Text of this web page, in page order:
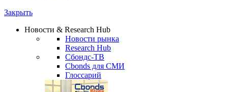
Закрыть
Новости & Research Hub
Новости рынка
Research Hub
Сбондс-ТВ
Cbonds для СМИ
Глоссарий